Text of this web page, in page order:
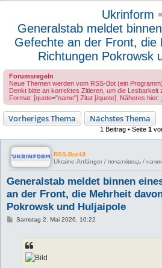
Ukrinform
Generalstab meldet
Gefechte an der Front, die
Richtungen Pokrowsk
Forumsregeln
Neue Themen werden vom RSS-Bot (ein
Denkt bitte an korrektes Zitieren, um die Lesbarkeit
Format: [quote="name"] Zitat [/quote]. Näheres hier:
Vorheriges Thema Nächstes Thema
1 Beitrag • Seite 1
RSS-Bot-UI
Ukraine-Anfänger / початківець /
Generalstab meldet binnen
an der Front, die Mehrheit
Pokrowsk und Huljaipole
BSamstag 2. Mai 2026, 10:22